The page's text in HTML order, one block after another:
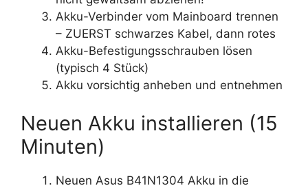
Akku-Verbinder vom Mainboard trennen
– ZUERST schwarzes Kabel, dann rotes
Akku-Befestigungsschrauben lösen
(typisch 4 Stück)
Akku vorsichtig anheben und entnehmen
Neuen Akku installieren (15
Minuten)
Neuen Asus B41N1304 Akku in die